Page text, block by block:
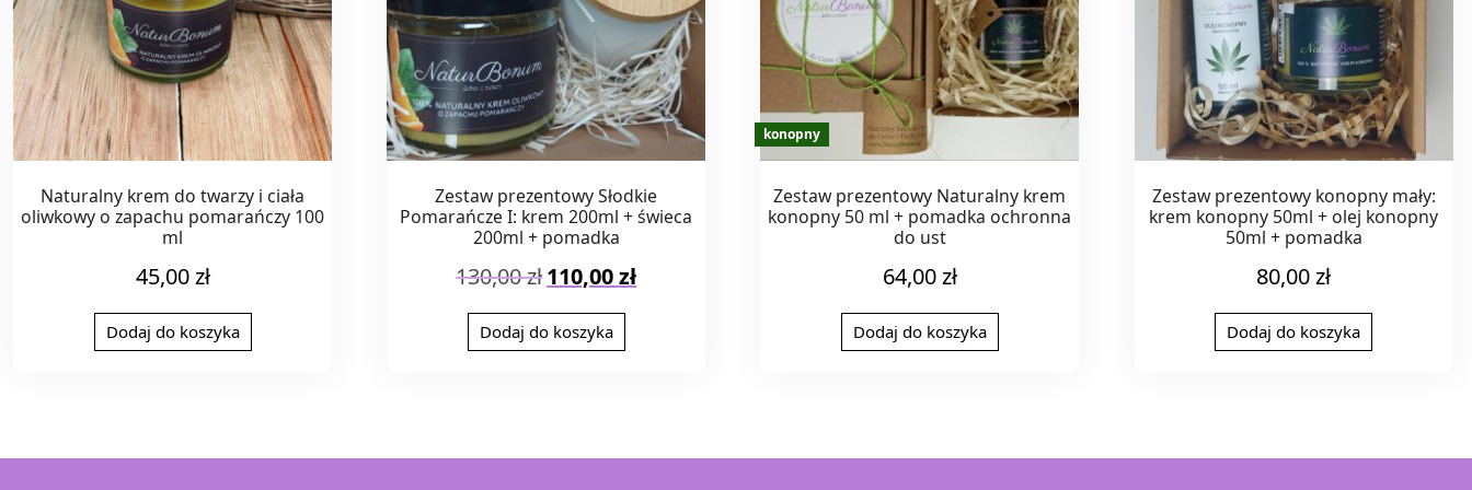
Naturalny krem do twarzy i ciała
oliwkowy o zapachu pomarańczy 100
ml
45,00zł
Dodaj do koszyka
Zestaw prezentowy Słodkie
Pomarańcze I: krem 200ml + świeca
200ml + pomadka
130,00zł Pierwotna
cena
wynosiła:
130,00 zł.
110,00zł
cena
Dodaj do koszyka
Zestaw prezentowy Naturalny krem
konopny 50 ml + pomadka ochronna
do ust
64,00zł
Dodaj do koszyka
Zestaw prezentowy konopny mały:
krem konopny 50ml + olej konopny
50ml + pomadka
80,00zł
Dodaj do koszyka